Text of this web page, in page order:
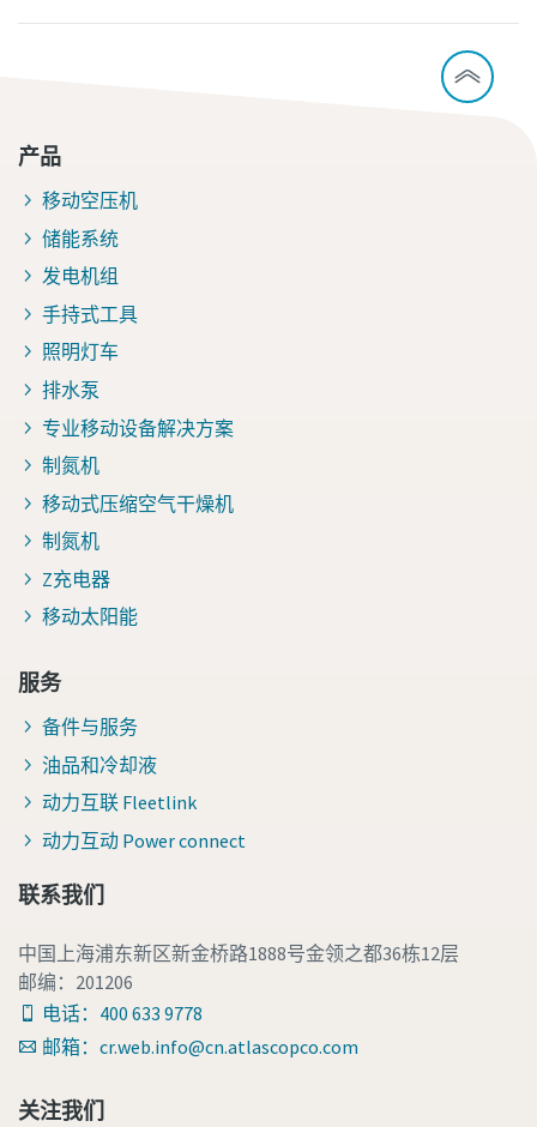
产品
移动空压机
储能系统
发电机组
手持式工具
照明灯车
排水泵
专业移动设备解决方案
制氮机
移动式压缩空气干燥机
制氮机
Z充电器
移动太阳能
服务
备件与服务
油品和冷却液
动力互联 Fleetlink
动力互动 Power connect
联系我们
中国上海浦东新区新金桥路1888号金领之都36栋12层
邮编：201206
电话：400 633 9778
邮箱：cr.web.info@cn.atlascopco.com
关注我们